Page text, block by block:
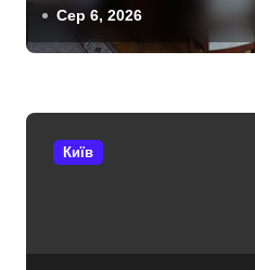
підтримка для
війни підприємств
Сер 6, 2026
Київ